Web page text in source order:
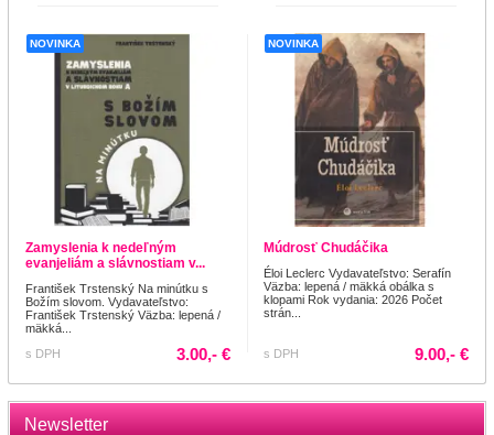
Newsletter
NOVINKA
Zamyslenia k nedeľným
evanjeliám a slávnostiam v...
František Trstenský Na minútku s
Božím slovom. Vydavateľstvo:
František Trstenský Väzba: lepená /
mäkká...
s DPH
3.00,- €
NOVINKA
Múdrosť Chudáčika
Éloi Leclerc Vydavateľstvo: Serafín
Väzba: lepená / mäkká obálka s
klopami Rok vydania: 2026 Počet
strán...
s DPH 9.00,- €